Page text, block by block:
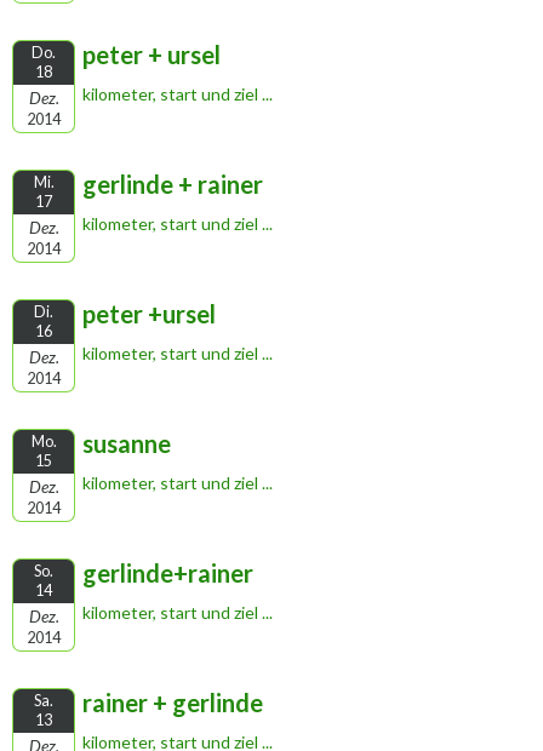
Do.
18
Dez.
2014
peter + ursel
kilometer, start und ziel ...
Mi.
17
Dez.
2014
gerlinde + rainer
kilometer, start und ziel ...
Di.
16
Dez.
2014
peter +ursel
kilometer, start und ziel ...
Mo.
15
Dez.
2014
susanne
kilometer, start und ziel ...
So.
14
Dez.
2014
gerlinde+rainer
kilometer, start und ziel ...
Sa.
13
Dez.
rainer + gerlinde
kilometer, start und ziel ...